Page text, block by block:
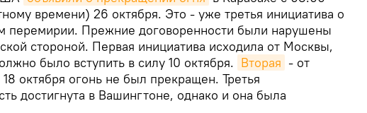
времени) 26 октября. Это - уже третья инициатива о
перемирии. Прежние договоренности были нарушены
стороной. Первая инициатива исходила от Москвы,
было вступить в силу 10 октября. Вторая - от
октября огонь не был прекращен. Третья
достигнута в Вашингтоне, однако и она была